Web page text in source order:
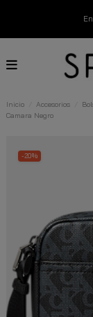
Inicio Accesorios
Camara Negro
-20%